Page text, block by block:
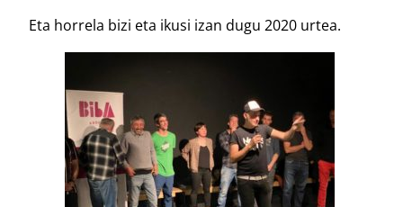
Eta horrela bizi eta ikusi izan dugu 2020 urtea.